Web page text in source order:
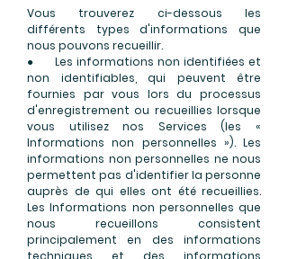
Vous trouverez ci-dessous les
différents types d'informations que
nous pouvons recueillir.
● Les informations non identifiées et
non identifiables, qui peuvent être
fournies par vous lors du processus
d'enregistrement ou recueillies lorsque
vous utilisez nos Services (les «
Informations non personnelles »). Les
informations non personnelles ne nous
permettent pas d'identifier la personne
auprès de qui elles ont été recueillies.
Les Informations non personnelles que
nous recueillons consistent
principalement en des informations
techniques et des informations